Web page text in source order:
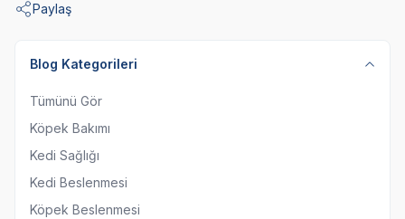
Paylaş
Blog Kategorileri
Tümünü Gör
Köpek Bakımı
Kedi Sağlığı
Kedi Beslenmesi
Köpek Beslenmesi